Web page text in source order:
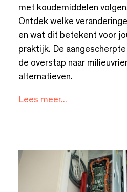
met koudemiddelen
Ontdek welke
en wat dit betekent voor
praktijk. De
de overstap naar
alternatieven.
Lees meer...